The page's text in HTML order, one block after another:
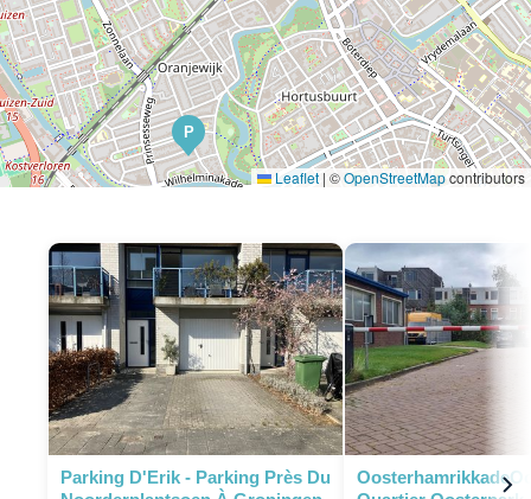
P
P
P
P
P
P
Leaflet | ©OpenStreetMapcontributors
Parking D'Erik - Parking Près Du